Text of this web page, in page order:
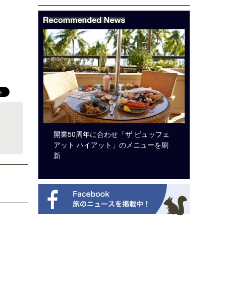
開業50周年に合わせ「ザ ビュッフェ
アット ハイアット」のメニューを刷
新